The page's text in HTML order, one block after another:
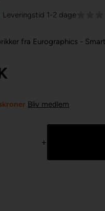
Leveringstid 1-2 dage
fra Eurographics -
Bliv medlem
+